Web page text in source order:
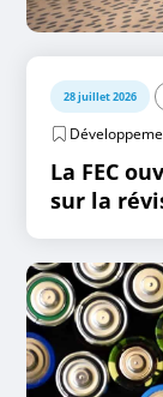
28 juillet 2026
La FEC
sur la